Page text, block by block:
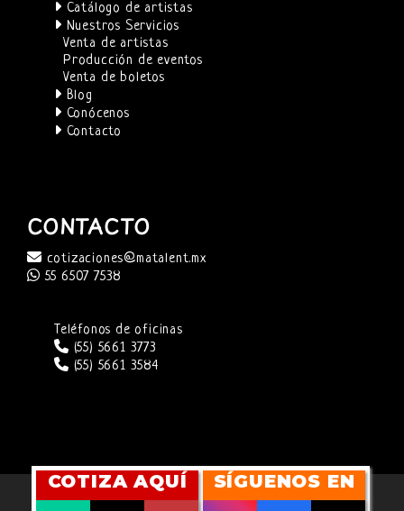
Catálogo de artistas
Nuestros Servicios
Venta de artistas
Producción de eventos
Venta de boletos
Blog
Conócenos
Contacto
CONTACTO
cotizaciones@matalent.mx
55 6507 7538
Teléfonos de oficinas
(55) 5661 3773
(55) 5661 3584
SITIO WEB DESARROLLADO POR
COTIZA AQUÍ SÍGUENOS EN